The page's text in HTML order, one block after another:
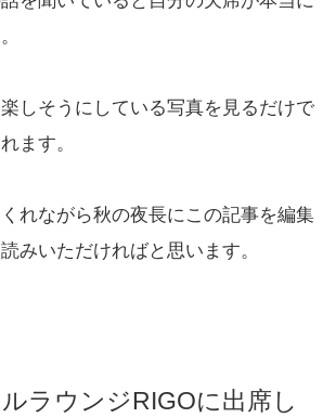
しそうにしている写真を見るだけで
ます。
れながら秋の夜長にこの記事を編集
みいただければと思います。
ラウンジRIGOに出席し